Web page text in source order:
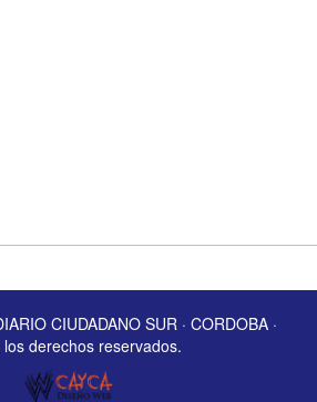
CIUDADANO SUR · CORDOBA ·
los derechos reservados.